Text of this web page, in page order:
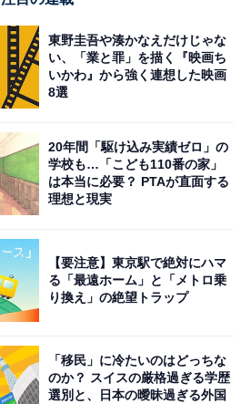
東野圭吾や湊かなえだけじゃな
い、「業と罪」を描く『映画ち
いかわ』から強く連想した映画
8選
20年間「駆け込み実績ゼロ」の
学校も…「こども110番の家」
は本当に必要？ PTAが直面する
理想と現実
【要注意】東京駅で絶対にハマ
る「最遠ホーム」と「メトロ乗
り換え」の絶望トラップ
「移民」に冷たいのはどっちな
のか？ スイスの厳格過ぎる学歴
選別と、日本の曖昧過ぎる外国